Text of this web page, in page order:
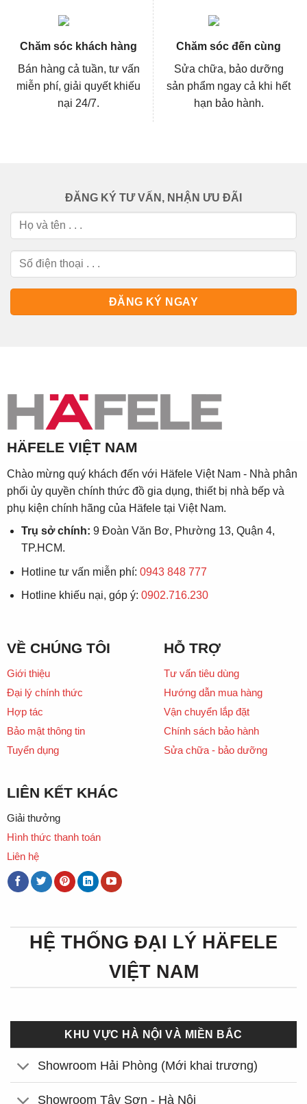
Chăm sóc khách hàng
Bán hàng cả tuần, tư vấn
miễn phí, giải quyết khiếu
nại 24/7.
Chăm sóc đến cùng
Sửa chữa, bảo dưỡng
sản phẩm ngay cả khi hết
hạn bảo hành.
ĐĂNG KÝ TƯ VẤN, NHẬN ƯU ĐÃI
HÄFELE VIỆT NAM
Chào mừng quý khách đến với Häfele Việt Nam - Nhà phân
phối ủy quyền chính thức đồ gia dụng, thiết bị nhà bếp và
phụ kiện chính hãng của Häfele tại Việt Nam.
Trụ sở chính: 9 Đoàn Văn Bơ, Phường 13, Quận 4,
TP.HCM.
Hotline tư vấn miễn phí: 0943 848 777
Hotline khiếu nại, góp ý: 0902.716.230
VỀ CHÚNG TÔI
Giới thiệu
Đại lý chính thức
Hợp tác
Bảo mật thông tin
Tuyển dụng
HỖ TRỢ
Tư vấn tiêu dùng
Hướng dẫn mua hàng
Vận chuyển lắp đặt
Chính sách bảo hành
Sửa chữa - bảo dưỡng
LIÊN KẾT KHÁC
Giải thưởng
Hình thức thanh toán
Liên hệ
HỆ THỐNG ĐẠI LÝ HÄFELE
VIỆT NAM
KHU VỰC HÀ NỘI VÀ MIỀN BẮC
Showroom Hải Phòng (Mới khai trương)
Showroom Tây Sơn - Hà Nội